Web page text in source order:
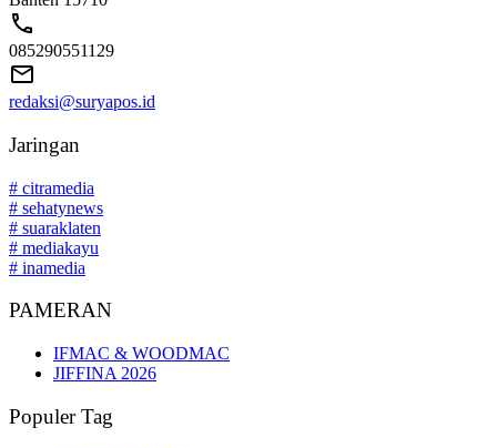
085290551129
redaksi@suryapos.id
Jaringan
# citramedia
# sehatynews
# suaraklaten
# mediakayu
# inamedia
PAMERAN
IFMAC & WOODMAC
JIFFINA 2026
Populer Tag